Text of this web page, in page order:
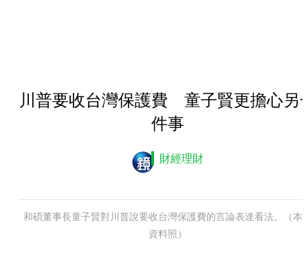
川普要收台灣保護費 童子賢更擔心另
件事
財經理財
和碩董事長童子賢對川普說要收台灣保護費的言論表達看法。（本
資料照）